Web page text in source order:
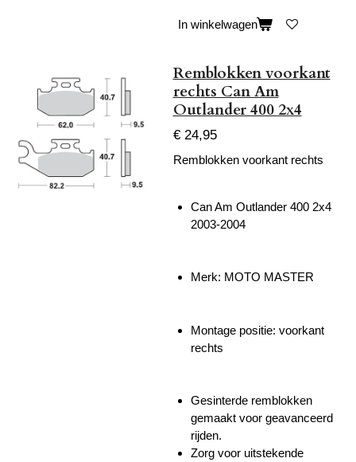
In winkelwagen
Remblokken voorkant
rechts Can Am
Outlander 400 2x4
€ 24,95
Remblokken voorkant rechts
Can Am Outlander 400 2x4
2003-2004
Merk: MOTO MASTER
Montage positie: voorkant
rechts
Gesinterde remblokken
gemaakt voor geavanceerd
rijden.
Zorg voor uitstekende